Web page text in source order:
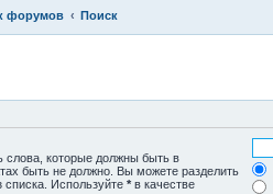
форумов Поиск
слова, которые должны быть в
быть не должно. Вы можете разделить
списка. Используйте * в качестве